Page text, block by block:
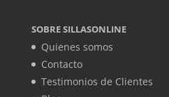
SOBRE SILLASONLINE
Quienes somos
Contacto
Testimonios de Clientes